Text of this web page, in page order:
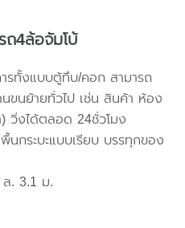
4ล้อจัมโบ้
รทั้งแบบตู้ทึบ/คอก สามารถ
นขนย้ายทั่วไป เช่น สินค้า ห้อง
วิ่งได้ตลอด 24ชั่วโมง
นกระบะแบบเรียบ บรรทุกของ
. 3.1 ม.